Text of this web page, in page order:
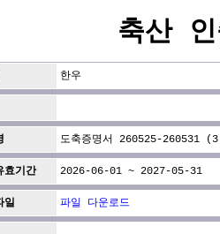
축산
한우
도축증명서 260525-260531
효기간 2026-06-01 ~ 2027-05-31
일 파일 다운로드